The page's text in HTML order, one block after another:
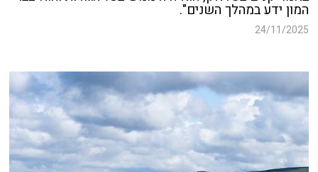
המון ידע במהלך השנים".
24/11/2025